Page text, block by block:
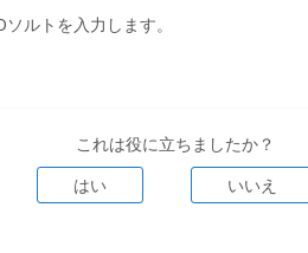
ルトを入力します。
これは役に立ちましたか？
はい
いいえ